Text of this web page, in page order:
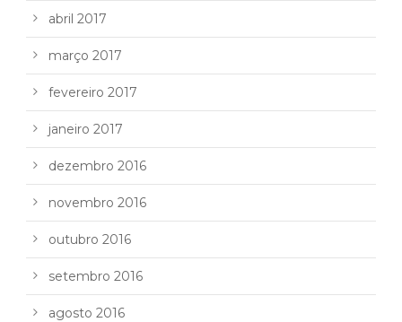
abril 2017
março 2017
fevereiro 2017
janeiro 2017
dezembro 2016
novembro 2016
outubro 2016
setembro 2016
agosto 2016